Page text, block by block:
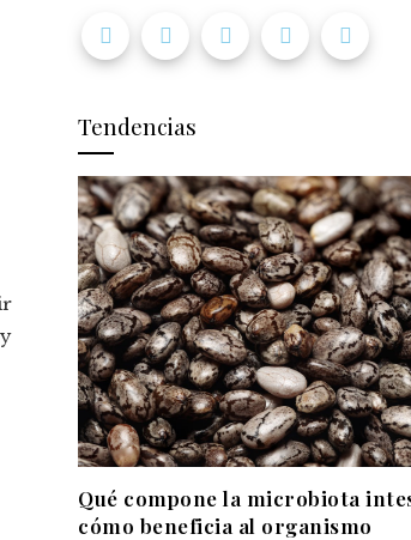
Tendencias
Qué compone la microbiota
cómo beneficia al organismo